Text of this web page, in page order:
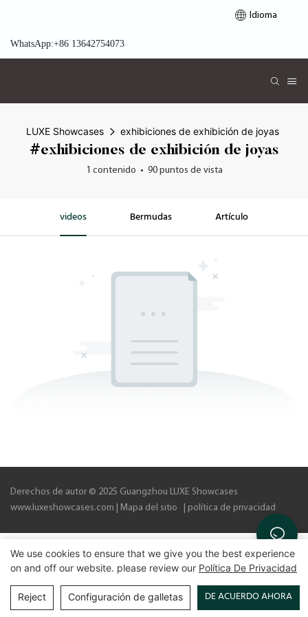
Idioma
WhatsApp:+86 13642754073
LUXE Showcases exhibiciones de exhibición de joyas
#exhibiciones de exhibición de joyas
1 contenido 90 puntos de vista
videos Bermudas Artículo
Derechos de autor © 2025 Guangzhou LUXE Showcases
www.luxeshowcases.com |
Mapa del sitio política de privacidad
We use cookies to ensure that we give you the best experience
on and off our website. please review our Política De Privacidad
Reject Configuración de galletas DE ACUERDO AHORA